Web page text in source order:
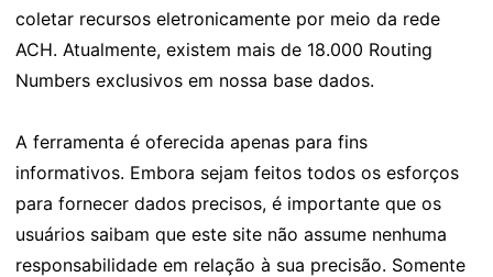
coletar recursos eletronicamente por meio da rede
ACH. Atualmente, existem mais de 18.000 Routing
Numbers exclusivos em nossa base dados.
A ferramenta é oferecida apenas para fins
informativos. Embora sejam feitos todos os esforços
para fornecer dados precisos, é importante que os
usuários saibam que este site não assume nenhuma
responsabilidade em relação à sua precisão. Somente